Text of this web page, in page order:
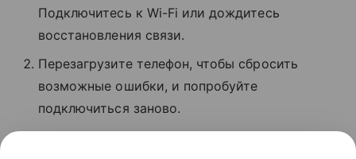
Подключитесь к Wi-Fi или дождитесь
восстановления связи.
Перезагрузите телефон, чтобы сбросить
возможные ошибки, и попробуйте
подключиться заново.